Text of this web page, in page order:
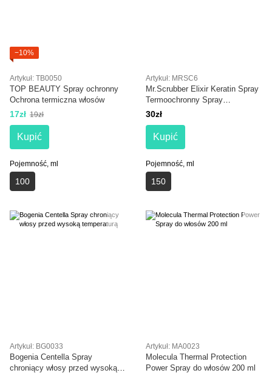
−10%
Artykuł: TB0050
TOP BEAUTY Spray ochronny
Ochrona termiczna włosów
17zł 19zł
Kupić
Pojemność, ml
100
Artykuł: MRSC6
Mr.Scrubber Elixir Keratin Spray
Termoochronny Spray
termoochronny do włosów
30zł
Kupić
Pojemność, ml
150
Artykuł: BG0033
Bogenia Centella Spray
chroniący włosy przed wysoką
Artykuł: MA0023
Molecula Thermal Protection
Power Spray do włosów 200 ml